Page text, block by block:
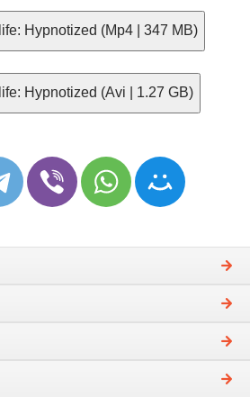
Hypnotized (Mp4 | 347 MB)
Hypnotized (Avi | 1.27 GB)